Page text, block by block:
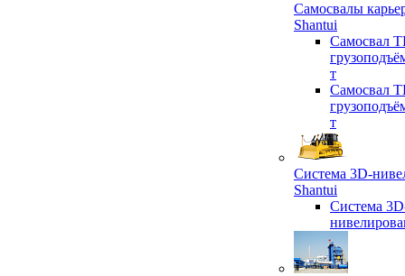
Самосвалы
Shantui
Самосвал
т
Самосвал
т
Система 3D-
Shantui
Система